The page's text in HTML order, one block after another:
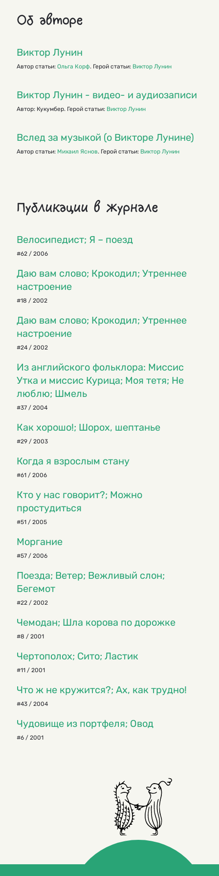
Об авторе
Виктор Лунин
Автор статьи: Ольга Корф. Герой статьи: Виктор Лунин
Виктор Лунин - видео- и аудиозаписи
Автор: Кукумбер. Герой статьи: Виктор Лунин
Вслед за музыкой (о Викторе Лунине)
Автор статьи: Михаил Яснов. Герой статьи: Виктор Лунин
Публикации в журнале
Велосипедист; Я – поезд
#62 / 2006
Даю вам слово; Крокодил; Утреннее
настроение
#18 / 2002
Даю вам слово; Крокодил; Утреннее
настроение
#24 / 2002
Из английского фольклора: Миссис
Утка и миссис Курица; Моя тетя; Не
люблю; Шмель
#37 / 2004
Как хорошо!; Шорох, шептанье
#29 / 2003
Когда я взрослым стану
#61 / 2006
Кто у нас говорит?; Можно
простудиться
#51 / 2005
Моргание
#57 / 2006
Поезда; Ветер; Вежливый слон;
Бегемот
#22 / 2002
Чемодан; Шла корова по дорожке
#8 / 2001
Чертополох; Сито; Ластик
#11 / 2001
Что ж не кружится?; Ах, как трудно!
#43 / 2004
Чудовище из портфеля; Овод
#6 / 2001